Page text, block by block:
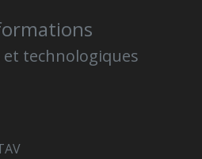
et technologiques